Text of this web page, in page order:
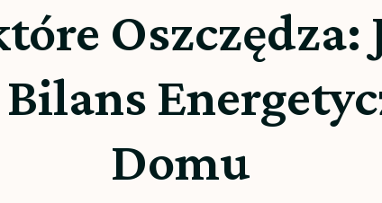
Oszczędza:
Domu